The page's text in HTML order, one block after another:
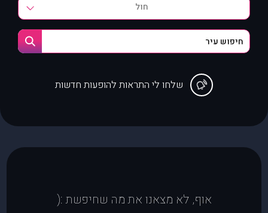
חול
שלחו לי התראות להופעות חדשות
אוף, לא מצאנו את מה שחיפשת :(